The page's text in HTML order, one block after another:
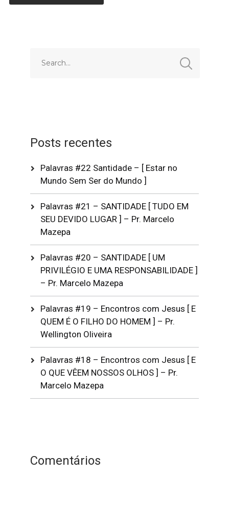
Posts recentes
Palavras #22 Santidade – [ Estar no
Mundo Sem Ser do Mundo ]
Palavras #21 – SANTIDADE [ TUDO EM
SEU DEVIDO LUGAR ] – Pr. Marcelo
Mazepa
Palavras #20 – SANTIDADE [ UM
PRIVILÉGIO E UMA RESPONSABILIDADE ]
– Pr. Marcelo Mazepa
Palavras #19 – Encontros com Jesus [ E
QUEM É O FILHO DO HOMEM ] – Pr.
Wellington Oliveira
Palavras #18 – Encontros com Jesus [ E
O QUE VÊEM NOSSOS OLHOS ] – Pr.
Marcelo Mazepa
Comentários